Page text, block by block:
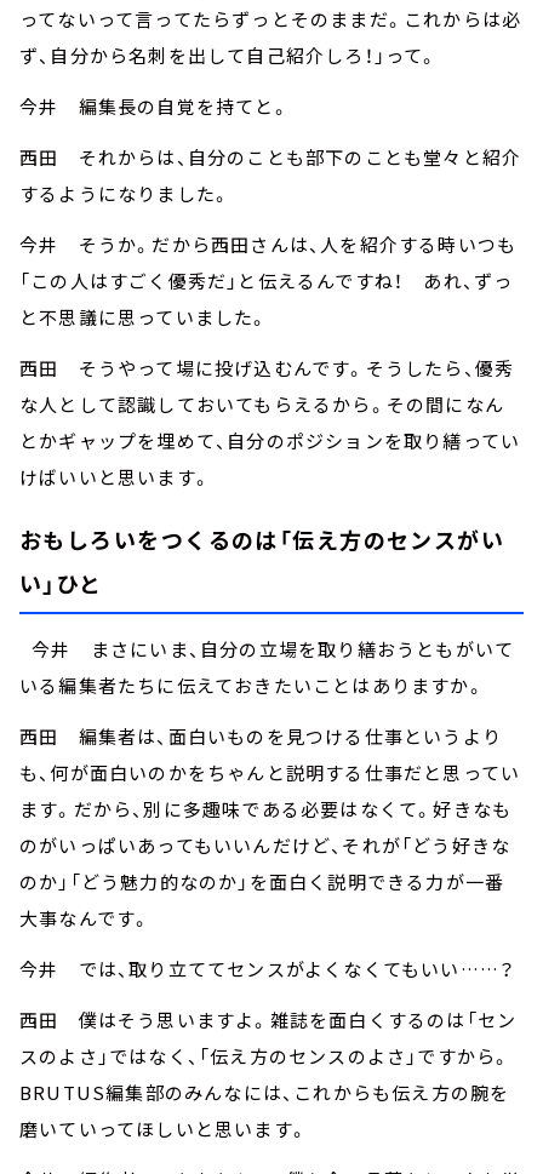
ってないって言ってたらずっとそのままだ。これからは必
ず、自分から名刺を出して自己紹介しろ！」って。
今井 編集長の自覚を持てと。
西田 それからは、自分のことも部下のことも堂々と紹介
するようになりました。
今井 そうか。だから西田さんは、人を紹介する時いつも
「この人はすごく優秀だ」と伝えるんですね！ あれ、ずっ
と不思議に思っていました。
西田 そうやって場に投げ込むんです。そうしたら、優秀
な人として認識しておいてもらえるから。その間になん
とかギャップを埋めて、自分のポジションを取り繕ってい
けばいいと思います。
おもしろいをつくるのは「伝え方のセンスがい
い」ひと
今井 まさにいま、自分の立場を取り繕おうともがいて
いる編集者たちに伝えておきたいことはありますか。
西田 編集者は、面白いものを見つける仕事というより
も、何が面白いのかをちゃんと説明する仕事だと思ってい
ます。だから、別に多趣味である必要はなくて。好きなも
のがいっぱいあってもいいんだけど、それが「どう好きな
のか」「どう魅力的なのか」を面白く説明できる力が一番
大事なんです。
今井 では、取り立ててセンスがよくなくてもいい……？
西田 僕はそう思いますよ。雑誌を面白くするのは「セン
スのよさ」ではなく、「伝え方のセンスのよさ」ですから。
BRUTUS編集部のみんなには、これからも伝え方の腕を
磨いていってほしいと思います。